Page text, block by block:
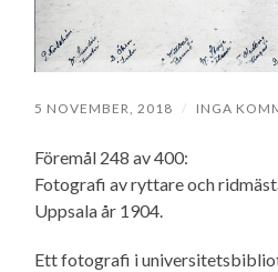
5 NOVEMBER, 2018 / INGA
Föremål 248 av 400:
Fotografi av ryttare och
Uppsala år 1904.
Ett fotografi i